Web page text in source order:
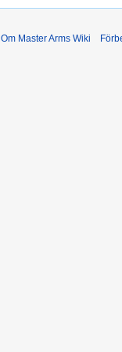
Om Master Arms Wiki